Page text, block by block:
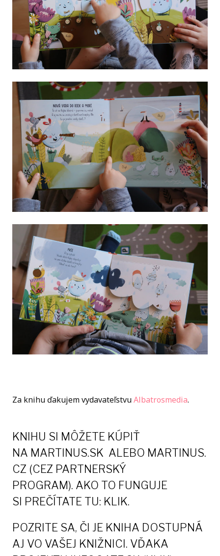
Za knihu ďakujem vydavateľstvuAlbatrosmedia.
KNIHU SI MÔŽETE KÚPIŤ
NA MARTINUS.SK ALEBO MARTINUS.
CZ (CEZ PARTNERSKÝ
PROGRAM). AKO TO FUNGUJE
SI PREČÍTATE TU: KLIK.
POZRITE SA, ČI JE KNIHA DOSTUPNÁ
AJ VO VAŠEJ KNIŽNICI. VĎAKA